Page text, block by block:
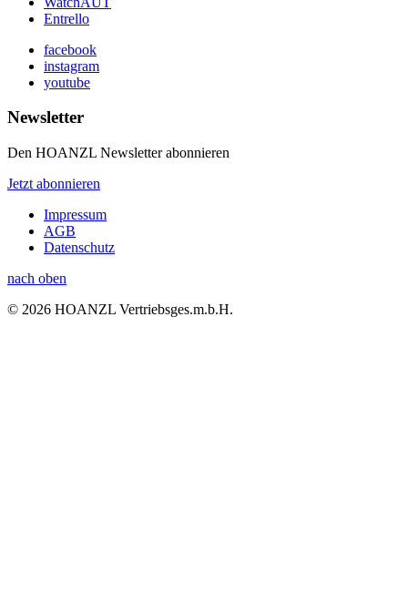
Entrello
facebook
instagram
youtube
Newsletter
Den HOANZL Newsletter abonnieren
Jetzt abonnieren
Impressum
AGB
Datenschutz
nach oben
© 2026 HOANZL Vertriebsges.m.b.H.